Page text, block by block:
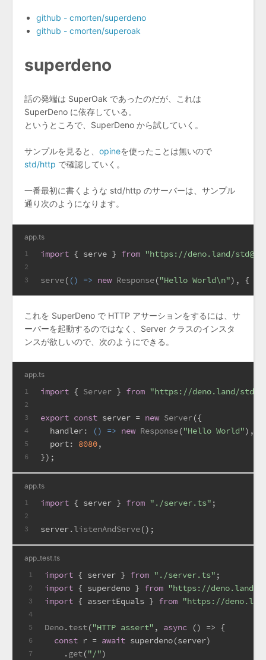
github - cmorten/superdeno
github - cmorten/superoak
superdeno
話の発端は SuperOak であったのだが、これは
SuperDeno に依存している。
というところで、SuperDeno から試していく。
サンプルを見ると、 opineを使ったことは無いので
std/http で確認していく。
一番最初に書くような std/http のサーバーは、サンプル
通り次のようになります。
app.ts
1
2
3
import { serve } from "https://deno.land/
serve( () => new Response("Hello World\n"), {
これを SuperDeno で HTTP アサーションをするには、サ
ーバーを起動するのではなく、Server クラスのインスタ
ンスが欲しいので、次のようにできる。
app.ts
1
2
3
4
5
6
import { Server } from "https://deno.land/
export const server = new Server({
handler: () => new Response("Hello World"),
port: 8080,
});
app.ts
1
2
3
import { server } from "./server.ts" ;
server.listenAndServe();
app_test.ts
1
2
3
4
5
6
7
import { server } from "./server.ts" ;
import { superdeno } from "https://deno.land/x/
import { assertEquals } from "https://
Deno.test("HTTP assert" , async () => {
const r = await superdeno(server)
    .
get("/")